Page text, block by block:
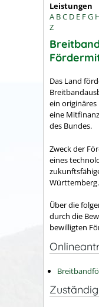
Leistungen
A BC D E FG
Z
Das Land
ein
eine
des Bundes.
Zweck der
eines
Württemberg.
Über die
durch die
bewilligten